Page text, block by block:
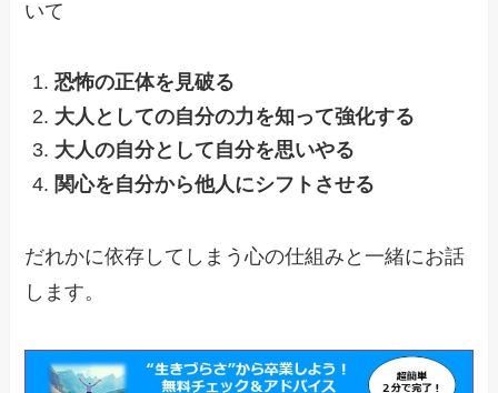
いて
恐怖の正体を見破る
大人としての自分の力を知って強化する
大人の自分として自分を思いやる
関心を自分から他人にシフトさせる
だれかに依存してしまう心の仕組みと一緒にお話
します。